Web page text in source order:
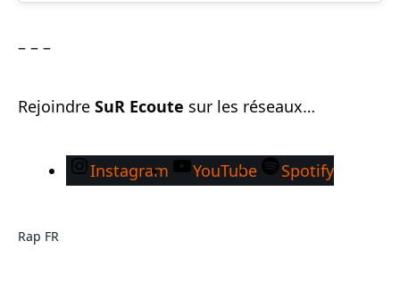
– – –
Rejoindre SuR Ecoute sur les réseaux…
Instagram YouTube Spotify
Rap FR